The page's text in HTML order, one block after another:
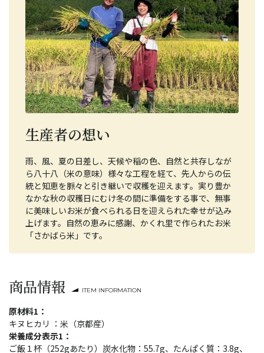
生産者の想い
雨、風、夏の日差し、天候や稲の色、自然と共存しなが
ら八十八（米の意味）様々な工程を経て、先人からの伝
統と知恵を脈々と引き継いで収穫を迎えます。実り豊か
なかな秋の収穫日にむけ冬の間に準備をする事で、無事
に美味しいお米が食べられる日を迎えられた幸せが込み
上げます。自然の恵みに感謝、かくれ里で作られたお米
「さかばら米」です。
商品情報 ITEM INFORMATION
原材料1：
キヌヒカリ ：米（京都産）
栄養成分表示1：
ご飯１杯（252gあたり）炭水化物：55.7g、たんぱく質：3.8g、